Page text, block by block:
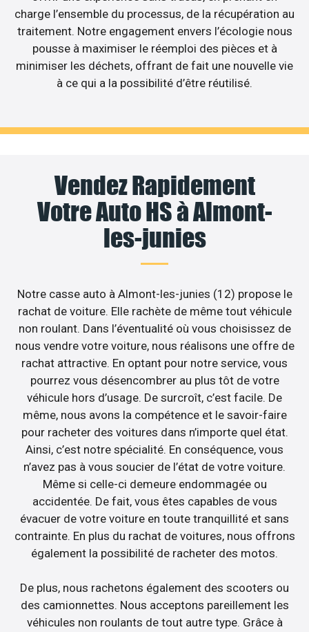
charge l’ensemble du processus, de la récupération au
traitement. Notre engagement envers l’écologie nous
pousse à maximiser le réemploi des pièces et à
minimiser les déchets, offrant de fait une nouvelle vie
à ce qui a la possibilité d’être réutilisé.
Vendez Rapidement
Votre Auto HS à Almont-
les-junies
Notre casse auto à Almont-les-junies (12) propose le
rachat de voiture. Elle rachète de même tout véhicule
non roulant. Dans l’éventualité où vous choisissez de
nous vendre votre voiture, nous réalisons une offre de
rachat attractive. En optant pour notre service, vous
pourrez vous désencombrer au plus tôt de votre
véhicule hors d’usage. De surcroît, c’est facile. De
même, nous avons la compétence et le savoir-faire
pour racheter des voitures dans n’importe quel état.
Ainsi, c’est notre spécialité. En conséquence, vous
n’avez pas à vous soucier de l’état de votre voiture.
Même si celle-ci demeure endommagée ou
accidentée. De fait, vous êtes capables de vous
évacuer de votre voiture en toute tranquillité et sans
contrainte. En plus du rachat de voitures, nous offrons
également la possibilité de racheter des motos.
De plus, nous rachetons également des scooters ou
des camionnettes. Nous acceptons pareillement les
véhicules non roulants de tout autre type. Grâce à